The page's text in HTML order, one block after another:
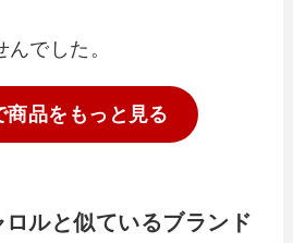
でした。
商品を もっと見る
ルと似ているブランド